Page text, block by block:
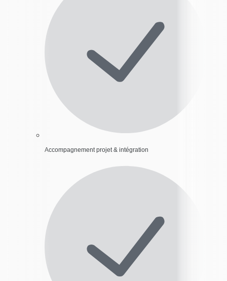
Accompagnement projet & intégration